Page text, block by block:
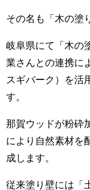
その名も「木の塗
岐阜県にて「木の
業さんとの連携に
スギバーク）を活
す。
那賀ウッドが粉砕
により自然素材を
成します。
従来塗り壁には「